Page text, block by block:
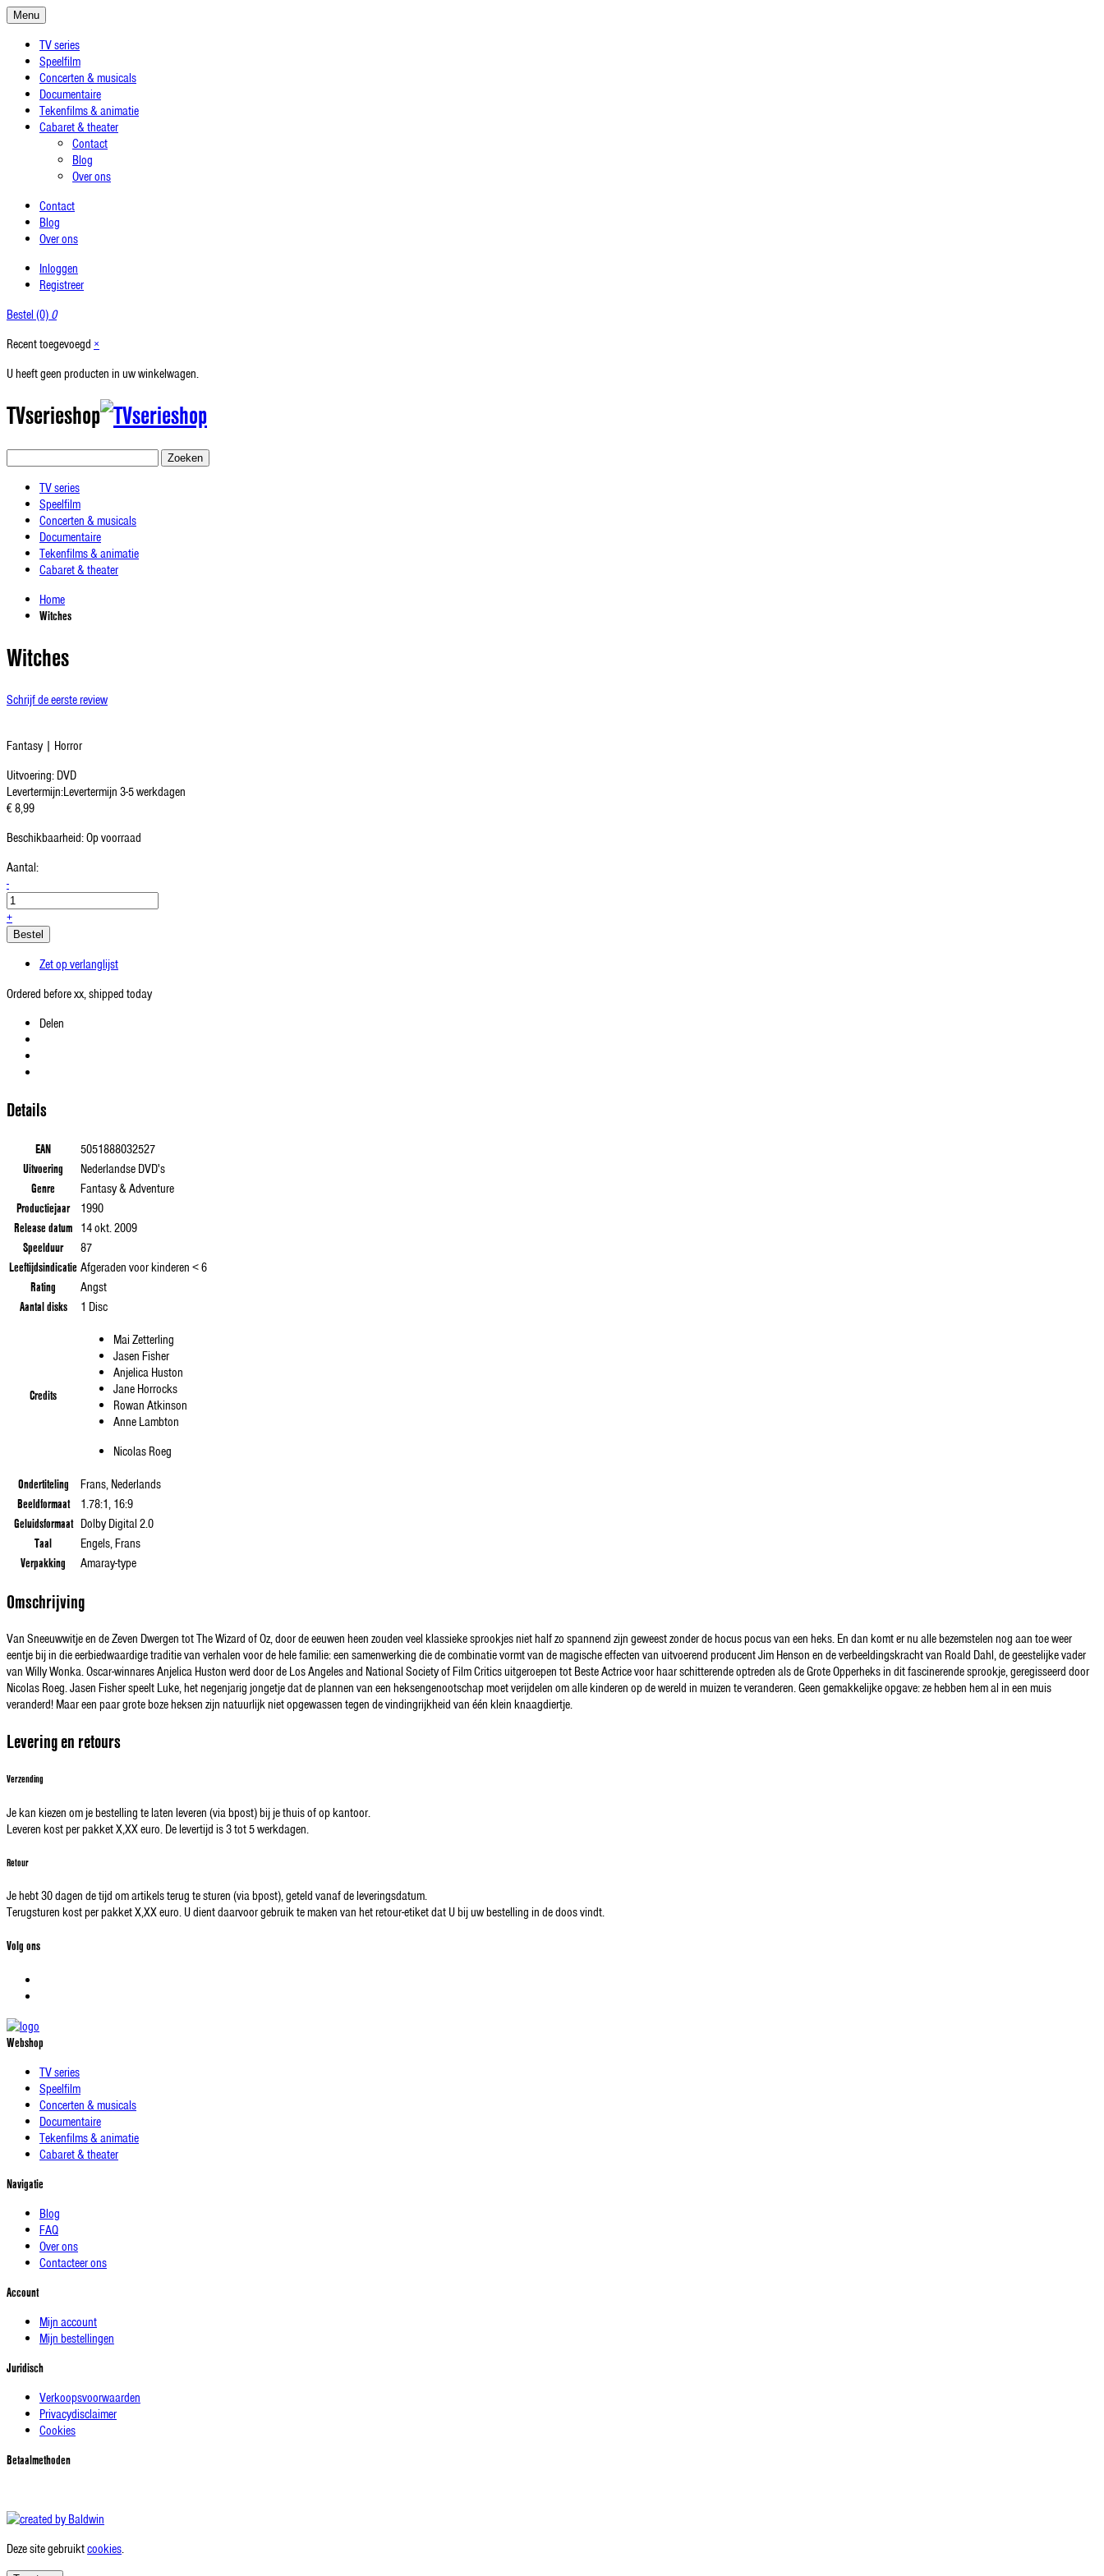
Menu
TV series
Speelfilm
Concerten & musicals
Documentaire
Tekenfilms & animatie
Cabaret & theater
Contact
Blog
Over ons
Contact
Blog
Over ons
Inloggen
Registreer
Bestel (0) 0
Recent toegevoegd ×
U heeft geen producten in uw winkelwagen.
TVserieshop
Zoeken
TV series
Speelfilm
Concerten & musicals
Documentaire
Tekenfilms & animatie
Cabaret & theater
Home
Witches
Witches
Schrijf de eerste review
Fantasy | Horror
Uitvoering: DVD
Levertermijn:Levertermijn 3-5 werkdagen
€ 8,99
Beschikbaarheid:Op voorraad
Aantal:
-
+
Bestel
Zet op verlanglijst
Ordered before xx, shipped today
Delen
Details
EAN
5051888032527
Uitvoering
Nederlandse DVD's
Genre
Fantasy & Adventure
Productiejaar
1990
Release datum 14 okt. 2009
Speelduur
87
Leeftijdsindicatie Afgeraden voor kinderen < 6
Rating
Angst
Aantal disks
1 Disc
Credits
Mai Zetterling
Jasen Fisher
Anjelica Huston
Jane Horrocks
Rowan Atkinson
Anne Lambton
Nicolas Roeg
Ondertiteling
Frans, Nederlands
Beeldformaat
1.78:1, 16:9
Geluidsformaat Dolby Digital 2.0
Taal
Engels, Frans
Verpakking
Amaray-type
Omschrijving
Van Sneeuwwitje en de Zeven Dwergen tot The Wizard of Oz, door de eeuwen heen zouden veel klassieke sprookjes niet half zo spannend zijn geweest zonder de hocus pocus van een heks. En dan komt er nu alle bezemstelen nog aan toe weer
eentje bij in die eerbiedwaardige traditie van verhalen voor de hele familie: een samenwerking die de combinatie vormt van de magische effecten van uitvoerend producent Jim Henson en de verbeeldingskracht van Roald Dahl, de geestelijke vader
van Willy Wonka. Oscar-winnares Anjelica Huston werd door de Los Angeles and National Society of Film Critics uitgeroepen tot Beste Actrice voor haar schitterende optreden als de Grote Opperheks in dit fascinerende sprookje, geregisseerd door
Nicolas Roeg. Jasen Fisher speelt Luke, het negenjarig jongetje dat de plannen van een heksengenootschap moet verijdelen om alle kinderen op de wereld in muizen te veranderen. Geen gemakkelijke opgave: ze hebben hem al in een muis
veranderd! Maar een paar grote boze heksen zijn natuurlijk niet opgewassen tegen de vindingrijkheid van één klein knaagdiertje.
Levering en retours
Verzending
Je kan kiezen om je bestelling te laten leveren (via bpost) bij je thuis of op kantoor.
Leveren kost per pakket X,XX euro. De levertijd is 3 tot 5 werkdagen.
Retour
Je hebt 30 dagen de tijd om artikels terug te sturen (via bpost), geteld vanaf de leveringsdatum.
Terugsturen kost per pakket X,XX euro. U dient daarvoor gebruik te maken van het retour-etiket dat U bij uw bestelling in de doos vindt.
Volg ons
Webshop
TV series
Speelfilm
Concerten & musicals
Documentaire
Tekenfilms & animatie
Cabaret & theater
Navigatie
Blog
FAQ
Over ons
Contacteer ons
Account
Mijn account
Mijn bestellingen
Juridisch
Verkoopsvoorwaarden
Privacydisclaimer
Cookies
Betaalmethoden
Deze site gebruiktcookies.